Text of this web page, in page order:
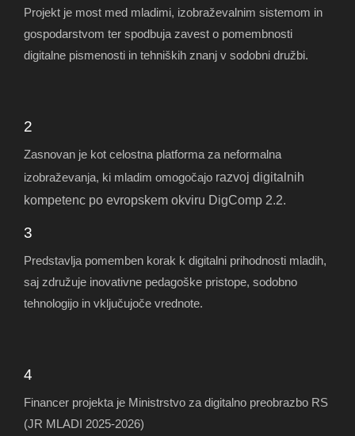
Projekt je most med mladimi, izobraževalnim sistemom in
gospodarstvom ter spodbuja zavest o pomembnosti
digitalne pismenosti in tehniških znanj v sodobni družbi.
2
Zasnovan je kot celostna platforma za neformalna
izobraževanja, ki mladim omogočajo razvoj digitalnih
kompetenc po evropskem okviru DigComp 2.2.
3
Predstavlja pomemben korak k digitalni prihodnosti mladih,
saj združuje inovativne pedagoške pristope, sodobno
tehnologijo in vključujoče vrednote.
4
Financer projekta je Ministrstvo za digitalno preobrazbo RS
(JR MLADI 2025-2026)